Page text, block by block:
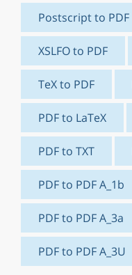
Postscript to PDF
XSLFO to PDF
TeX to PDF
PDF to LaTeX
PDF to TXT
PDF to PDF A_1b
PDF to PDF A_3a
PDF to PDF A_3U